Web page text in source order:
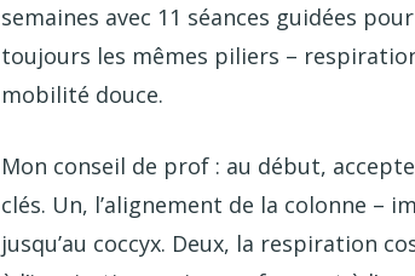
semaines avec 11 séances guidées
toujours les mêmes piliers –
mobilité douce.
Mon conseil de prof : au début,
clés. Un, l’alignement de la colonne –
jusqu’au coccyx. Deux, la respiration